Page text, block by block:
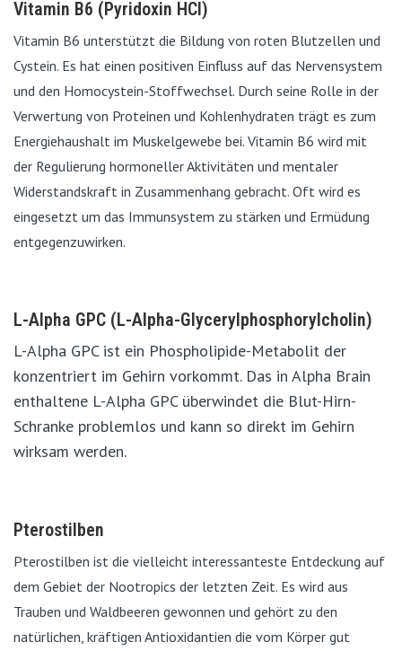
Vitamin B6 (Pyridoxin HCl)
Vitamin B6 unterstützt die Bildung von roten Blutzellen und
Cystein. Es hat einen positiven Einfluss auf das Nervensystem
und den Homocystein-Stoffwechsel. Durch seine Rolle in der
Verwertung von Proteinen und Kohlenhydraten trägt es zum
Energiehaushalt im Muskelgewebe bei. Vitamin B6 wird mit
der Regulierung hormoneller Aktivitäten und mentaler
Widerstandskraft in Zusammenhang gebracht. Oft wird es
eingesetzt um das Immunsystem zu stärken und Ermüdung
entgegenzuwirken.
L-Alpha GPC (L-Alpha-Glycerylphosphorylcholin)
L-Alpha GPC ist ein Phospholipide-Metabolit der
konzentriert im Gehirn vorkommt. Das in Alpha Brain
enthaltene L-Alpha GPC überwindet die Blut-Hirn-
Schranke problemlos und kann so direkt im Gehirn
wirksam werden.
Pterostilben
Pterostilben ist die vielleicht interessanteste Entdeckung auf
dem Gebiet der Nootropics der letzten Zeit. Es wird aus
Trauben und Waldbeeren gewonnen und gehört zu den
natürlichen, kräftigen Antioxidantien die vom Körper gut